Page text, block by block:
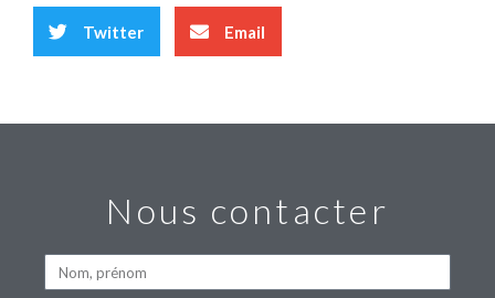
Twitter Email
Nous contacter